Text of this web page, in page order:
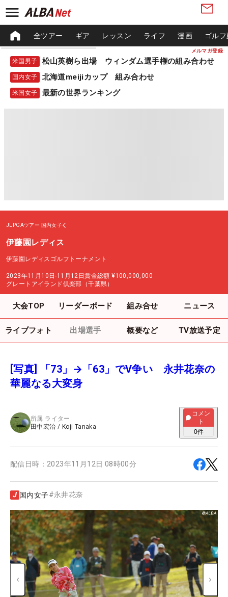
メルマガ登録
全ツアー ギア レッスン ライフ 漫画 ゴル
米国男子 松山英樹ら出場 ウィンダム選手権の組み合わせ
国内女子 北海道meijiカップ 組み合わせ
米国女子 最新の世界ランキング
JLPGAツアー 国内女子
伊藤園レディス
伊藤園レディスゴルフトーナメント
2023年11月10日-11月12日賞金総額 ¥100,000,000
グレートアイランド倶楽部（千葉県）
大会TOP リーダーボード 組み合せ ニュース
ライブフォト 出場選手 概要など TV放送予定
[写真] 「73」→「63」でV争い 永井花奈の
華麗なる大変身
所属 ライター
田中宏治 / Koji Tanaka
コメン
ト
0件
配信日時： 2023年11月12日 08時00分
国内女子#永井花奈